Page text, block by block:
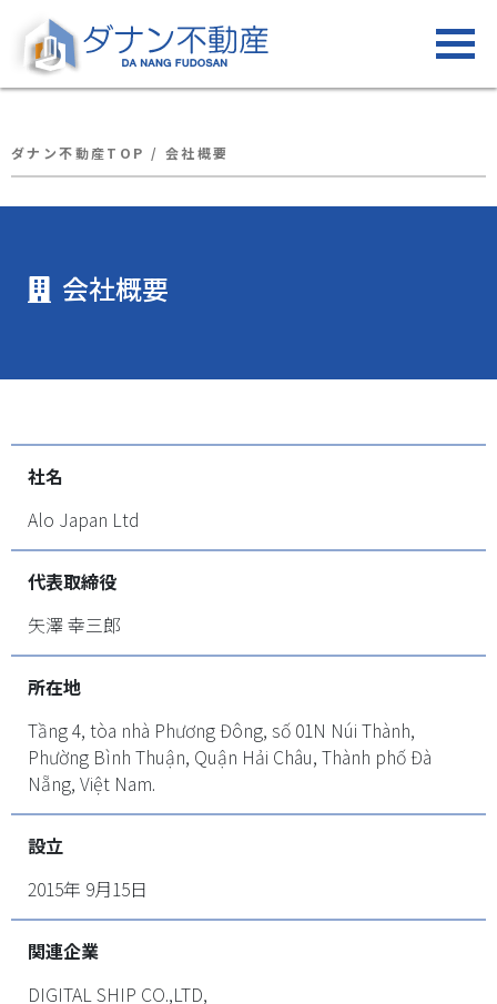
ダナン不動産TOP / 会社概要
会社概要
社名
Alo Japan Ltd
代表取締役
矢澤 幸三郎
所在地
Tầng 4, tòa nhà Phương Đông, số 01N Núi Thành,
Phường Bình Thuận, Quận Hải Châu, Thành phố Đà
Nẵng, Việt Nam.
設立
2015年 9月15日
関連企業
DIGITAL SHIP CO.,LTD,